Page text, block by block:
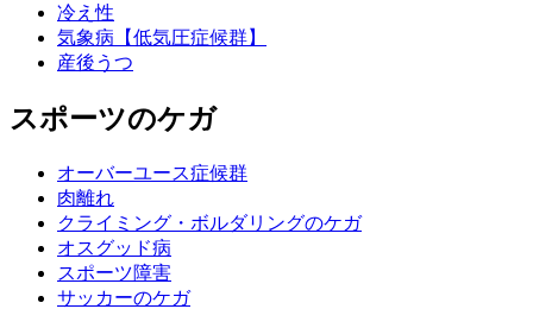
冷え性
気象病【低気圧症候群】
産後うつ
スポーツのケガ
オーバーユース症候群
肉離れ
クライミング・ボルダリングのケガ
オスグッド病
スポーツ障害
サッカーのケガ